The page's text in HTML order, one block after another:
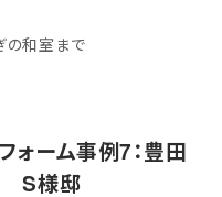
の和室まで
ォーム事例7：豊田
S様邸